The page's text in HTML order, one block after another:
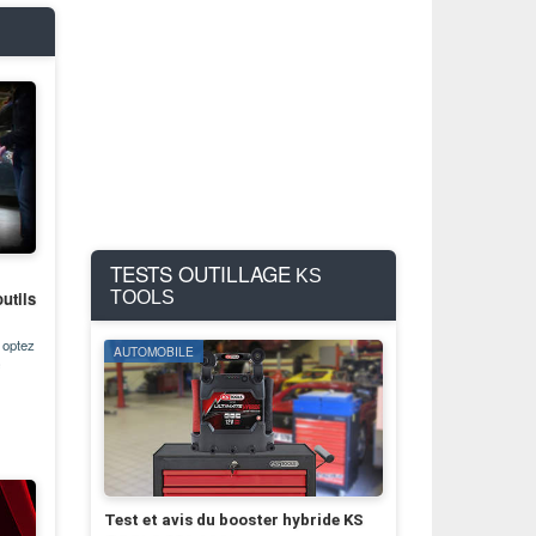
TESTS OUTILLAGE KS
TOOLS
AUTOMOBILE
Test et avis du booster hybride KS